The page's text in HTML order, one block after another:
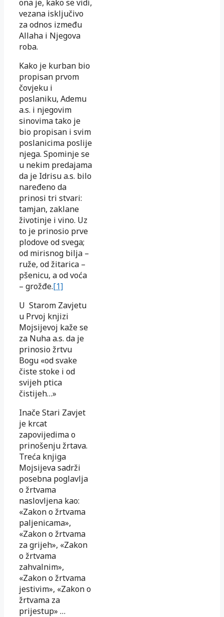
ona je, kako se vidi,
vezana isključivo
za odnos između
Allaha i Njegova
roba.
Kako je kurban bio
propisan prvom
čovjeku i
poslaniku, Ademu
a.s. i njegovim
sinovima tako je
bio propisan i svim
poslanicima poslije
njega. Spominje se
u nekim predajama
da je Idrisu a.s. bilo
naređeno da
prinosi tri stvari:
tamjan, zaklane
životinje i vino. Uz
to je prinosio prve
plodove od svega;
od mirisnog bilja –
ruže, od žitarica –
pšenicu, a od voća
– grožđe.[1]
U Starom Zavjetu
u Prvoj knjizi
Mojsijevoj kaže se
za Nuha a.s. da je
prinosio žrtvu
Bogu «od svake
čiste stoke i od
svijeh ptica
čistijeh…»
Inače Stari Zavjet
je krcat
zapovijedima o
prinošenju žrtava.
Treća knjiga
Mojsijeva sadrži
posebna poglavlja
o žrtvama
naslovljena kao:
«Zakon o žrtvama
paljenicama»,
«Zakon o žrtvama
za grijeh», «Zakon
o žrtvama
zahvalnim»,
«Zakon o žrtvama
jestivim», «Zakon o
žrtvama za
prijestup» …